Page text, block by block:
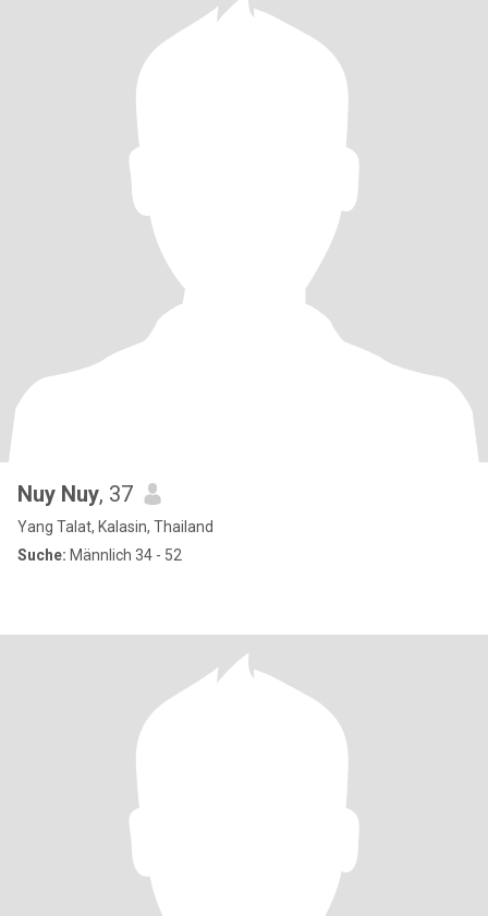
Nuy Nuy, 37
Yang Talat, Kalasin, Thailand
Suche: Männlich 34 - 52